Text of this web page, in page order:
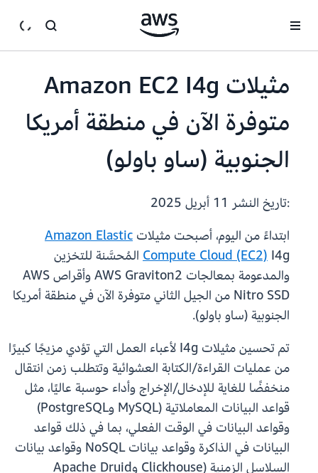
مثيلات Amazon EC2 I4g
متوفرة الآن في منطقة أمريكا
الجنوبية (ساو باولو)
:تاريخ النشر
ابتداءً من اليوم، أصبحت مثيلات Amazon Elastic
Compute Cloud (EC2) I4g المُحسَّنة للتخزين
والمدعومة بمعالجات AWS Graviton2 وأقراص AWS
Nitro SSD من الجيل الثاني متوفرة الآن في منطقة أمريكا
الجنوبية (ساو باولو).
تم تحسين مثيلات I4g لأعباء العمل التي تؤدي مزيجًا كبيرًا
من عمليات القراءة/الكتابة العشوائية وتتطلب زمن انتقال
منخفضًا للغاية للإدخال/الإخراج وأداء حوسبة عاليًا، مثل
قواعد البيانات المعاملاتية (MySQL وPostgreSQL)
وقواعد البيانات في الوقت الفعلي، بما في ذلك قواعد
البيانات في الذاكرة وقواعد بيانات NoSQL وقواعد بيانات
السلاسل الزمنية (Clickhouse وApache Druid